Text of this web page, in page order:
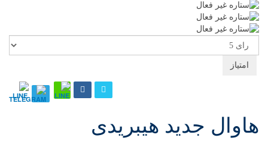
لطفا
رای
دهید
هاوال جدید هیبریدی